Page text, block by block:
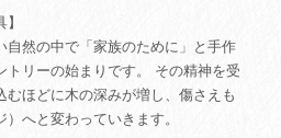
自然の中で「家族のために」と手作
トリーの始まりです。 その精神を受
むほどに木の深みが増し、傷さえも
へと変わっていきます。